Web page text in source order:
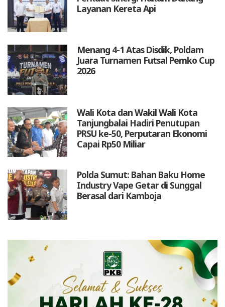
Layanan Kereta Api
Menang 4-1 Atas Disdik, Poldam
Juara Turnamen Futsal Pemko Cup
2026
Wali Kota dan Wakil Wali Kota
Tanjungbalai Hadiri Penutupan
PRSU ke-50, Perputaran Ekonomi
Capai Rp50 Miliar
Polda Sumut: Bahan Baku Home
Industry Vape Getar di Sunggal
Berasal dari Kamboja